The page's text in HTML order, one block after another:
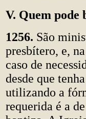
V. Quem pode
1256. São
presbítero, e,
caso de
desde que
utilizando a
requerida é a